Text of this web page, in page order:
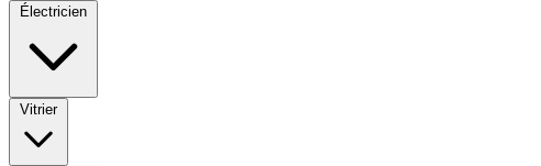
Électricien
Vitrier